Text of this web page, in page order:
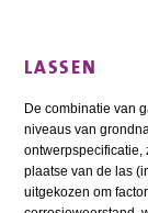
LASSEN
De combinatie van
niveaus van
ontwerpspecificatie,
plaatse van de las
uitgekozen om